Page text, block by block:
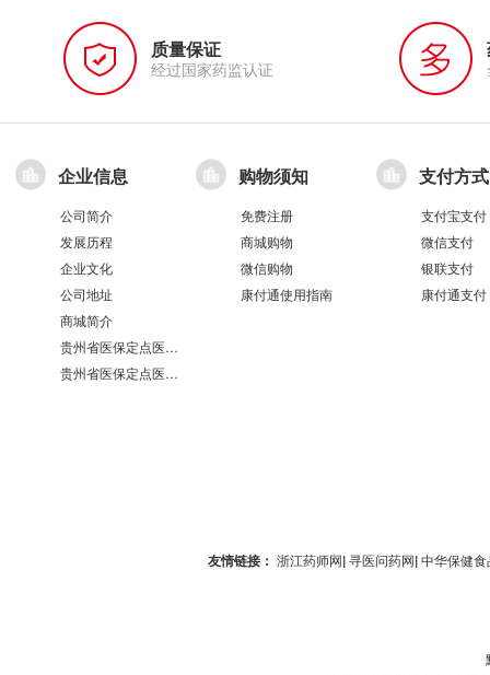
质量保证
经过国家药监认证
企业信息
公司简介
发展历程
企业文化
公司地址
商城简介
贵州省医保定点医疗机构医保服务情况表（第551分店）
贵州省医保定点医疗机构医保服务情况表（第100分店）
购物须知
免费注册
商城购物
微信购物
康付通使用指南
支付方式
支付宝支付
微信支付
银联支付
康付通支付
友情链接： 浙江药师网| 寻医问药网| 中华保健食